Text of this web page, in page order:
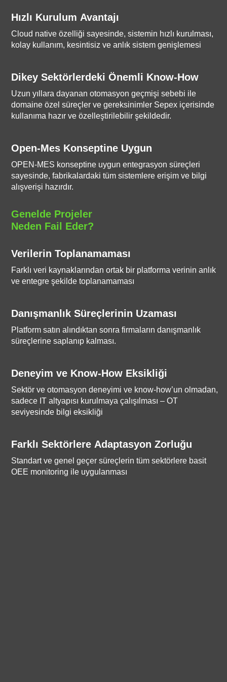
Hızlı Kurulum Avantajı
Cloud native özelliği sayesinde, sistemin hızlı kurulması,
kolay kullanım, kesintisiz ve anlık sistem genişlemesi
Dikey Sektörlerdeki Önemli Know-How
Uzun yıllara dayanan otomasyon geçmişi sebebi ile
domaine özel süreçler ve gereksinimler Sepex içerisinde
kullanıma hazır ve özelleştirilebilir şekildedir.
Open-Mes Konseptine Uygun
OPEN-MES konseptine uygun entegrasyon süreçleri
sayesinde, fabrikalardaki tüm sistemlere erişim ve bilgi
alışverişi hazırdır.
Genelde Projeler
Neden Fail Eder?
Verilerin Toplanamaması
Farklı veri kaynaklarından ortak bir platforma verinin anlık
ve entegre şekilde toplanamaması
Danışmanlık Süreçlerinin Uzaması
Platform satın alındıktan sonra firmaların danışmanlık
süreçlerine saplanıp kalması.
Deneyim ve Know-How Eksikliği
Sektör ve otomasyon deneyimi ve know-how’un olmadan,
sadece IT altyapısı kurulmaya çalışılması – OT
seviyesinde bilgi eksikliği
Farklı Sektörlere Adaptasyon Zorluğu
Standart ve genel geçer süreçlerin tüm sektörlere basit
OEE monitoring ile uygulanması